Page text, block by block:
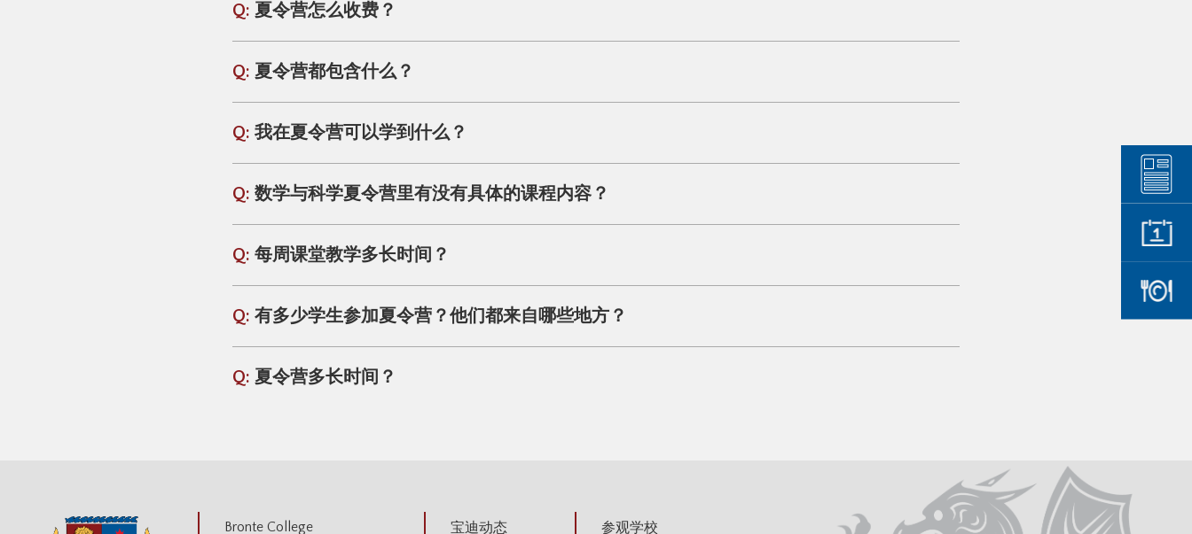
Q: 夏令营怎么收费？
Q: 夏令营都包含什么？
Q: 我在夏令营可以学到什么？
Q: 数学与科学夏令营里有没有具体的课程内容？
Q: 每周课堂教学多长时间？
Q: 有多少学生参加夏令营？他们都来自哪些地方？
Q: 夏令营多长时间？
Bronte College 宝迪动态 参观学校